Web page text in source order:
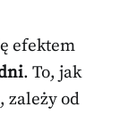
efektem
. To, jak
zależy od